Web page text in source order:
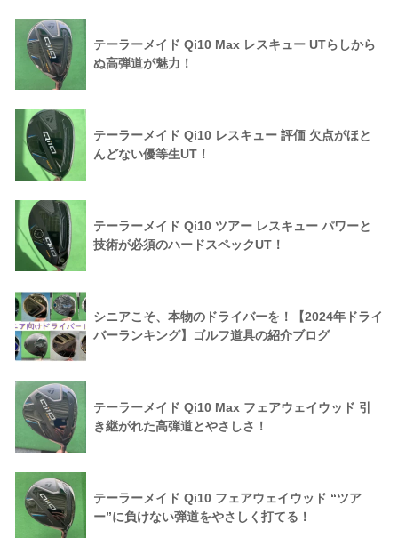
テーラーメイド Qi10 Max レスキュー UTらしから
ぬ高弾道が魅力！
テーラーメイド Qi10 レスキュー 評価 欠点がほと
んどない優等生UT！
テーラーメイド Qi10 ツアー レスキュー パワーと
技術が必須のハードスペックUT！
シニアこそ、本物のドライバーを！【2024年ドライ
バーランキング】ゴルフ道具の紹介ブログ
テーラーメイド Qi10 Max フェアウェイウッド 引
き継がれた高弾道とやさしさ！
テーラーメイド Qi10 フェアウェイウッド “ツア
ー”に負けない弾道をやさしく打てる！